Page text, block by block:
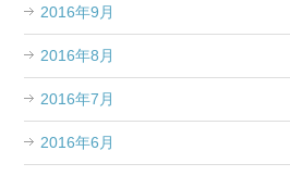
2016年9月
2016年8月
2016年7月
2016年6月